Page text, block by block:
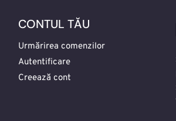
variații.
Opțiunile
CONTUL TĂU
Urmărirea comenzilor
Autentificare
Creează cont